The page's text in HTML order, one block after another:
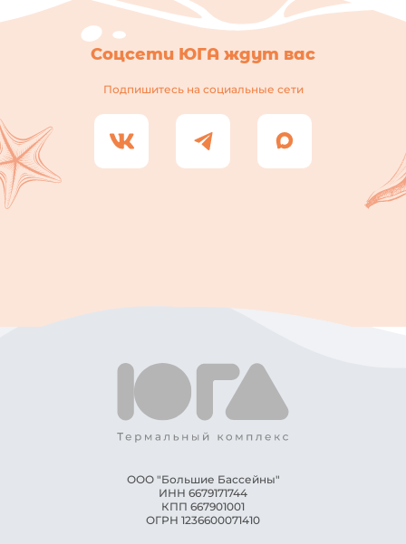
Соцсети ЮГА ждут вас
Подпишитесь на социальные сети
ООО "Большие Бассейны"
ИНН ​6679171744
КПП ​667901001
ОГРН ​1236600071410